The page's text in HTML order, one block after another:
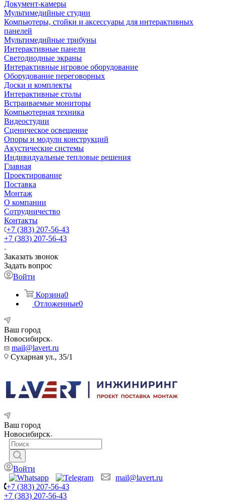
Документ-камеры
Мультимедийные студии
Компьютеры, стойки и аксессуары для интерактивных
панелей
Мультимедийные трибуны
Интерактивные панели
Светодиодные экраны
Интерактивные игровое оборудование
Оборудование переговорных
Доски и комплекты
Интерактивные столы
Встраиваемые мониторы
Компьютерная техника
Видеостудии
Cценическое освещение
Опоры и модули конструкций
Акустические системы
Индивидуальные тепловые решения
Главная
Проектирование
Поставка
Монтаж
О компании
Сотрудничество
Контакты
+7 (383) 207-56-43
+7 (383) 207-56-43
Заказать звонок
Задать вопрос
Войти
Корзина0
Отложенные0
Ваш город
Новосибирск
mail@lavert.ru
Сухарная ул., 35/1
Ваш город
Новосибирск
Войти
mail@lavert.ru
+7 (383) 207-56-43
+7 (383) 207-56-43